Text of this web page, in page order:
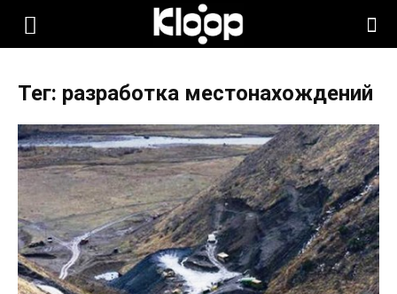
KLOOP.KG
Новости
Кыргызстана
Тег: разработка местонахождений